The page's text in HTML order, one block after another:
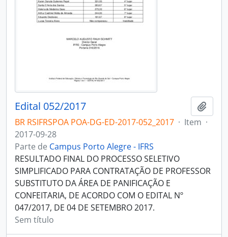
Edital 052/2017
BR RSIFRSPOA POA-DG-ED-2017-052_2017 · Item ·
2017-09-28
Parte de Campus Porto Alegre - IFRS
RESULTADO FINAL DO PROCESSO SELETIVO
SIMPLIFICADO PARA CONTRATAÇÃO DE PROFESSOR
SUBSTITUTO DA ÁREA DE PANIFICAÇÃO E
CONFEITARIA, DE ACORDO COM O EDITAL Nº
047/2017, DE 04 DE SETEMBRO 2017.
Sem título